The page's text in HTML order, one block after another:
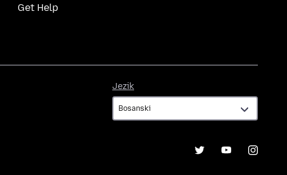
Get Help
Jezik